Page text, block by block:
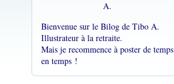
Bienvenue sur le Bilog de Tibo A.
Illustrateur à la retraite.
Mais je recommence à poster de temps
en temps !